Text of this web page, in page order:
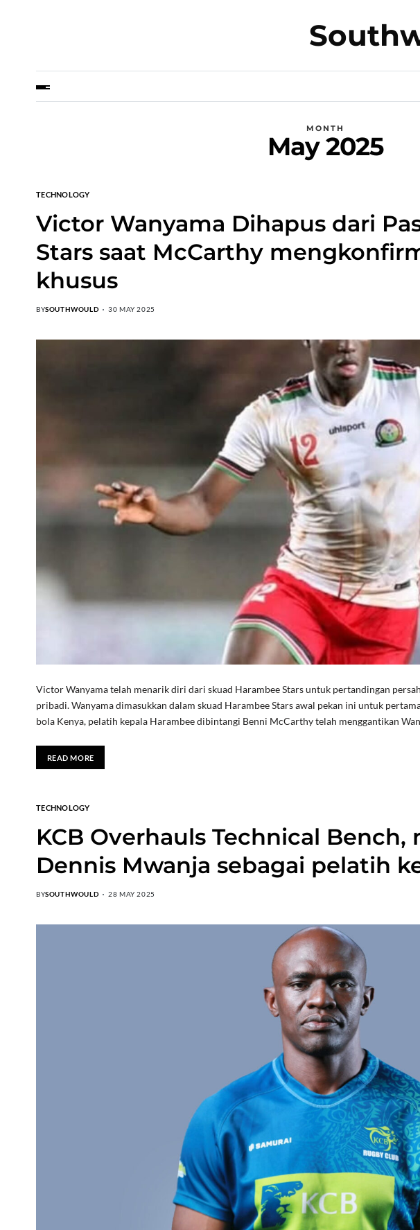
MONTH
May 2025
TECHNOLOGY
Victor Wanyama Dihapus dari
Stars saat McCarthy
khusus
BYSOUTHWOULD 30 MAY 2025
Victor Wanyama telah menarik diri dari skuad Harambee Stars untuk pertandingan
pribadi. Wanyama dimasukkan dalam skuad Harambee Stars awal pekan ini untuk
bola Kenya, pelatih kepala Harambee dibintangi Benni McCarthy telah menggantikan
READ MORE
TECHNOLOGY
KCB Overhauls Technical
Dennis Mwanja sebagai pelatih
BYSOUTHWOULD 28 MAY 2025